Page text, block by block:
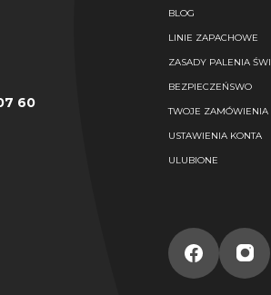
60
BLOG
LINIE ZAPACHOWE
ZASADY PALENIA
BEZPIECZEŃSWO
TWOJE ZAMÓWIENIA
USTAWIENIA KONTA
ULUBIONE